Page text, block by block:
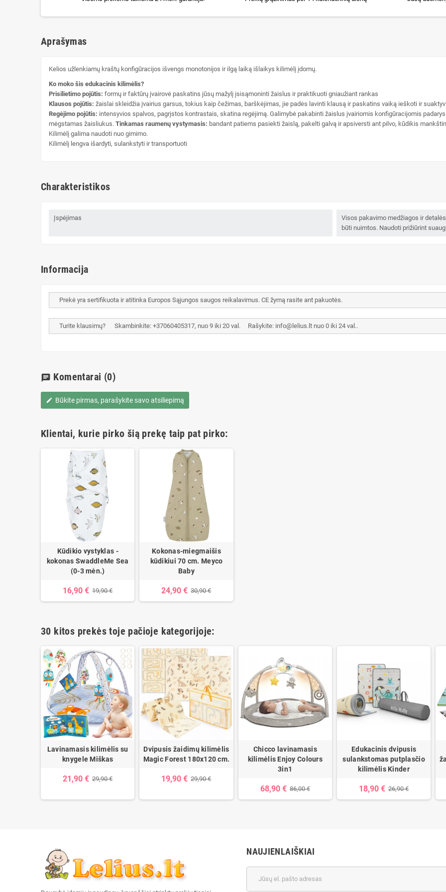
Aprašymas
Kelios užlenkiamų kraštų konfigūracijos išvengs monotonijos ir ilgą laiką išlaikys kilimėlį įdomų.
Ko moko šis edukacinis kilimėlis?
Prisilietimo pojūtis: formų ir faktūrų įvairovė paskatins jūsų mažylį įsisąmoninti žaislus ir praktikuoti gniaužiant rankas
Klausos pojūtis: žaislai skleidžia įvairius garsus, tokius kaip čežimas, barškėjimas, jie padės lavinti klausą ir paskatins vaiką ieškoti ir
Regėjimo pojūtis: intensyvios spalvos, pagrįstos kontrastais, skatina regėjimą. Galimybė pakabinti žaislus įvairiomis konfigūracijomis
mėgstamas žaisliukus. Tinkamas raumenų vystymasis: bandant patiems pasiekti žaislą, pakelti galvą ir apsiversti ant pilvo, kūdikis
Kilimėlį galima naudoti nuo gimimo.
Kilimėlį lengva išardyti, sulankstyti ir transportuoti
Charakteristikos
Įspėjimas
Visos pakavimo medžiagos ir
būti nuimtos. Naudoti prižiūrint
Informacija
Prekė yra sertifikuota ir atitinka Europos Sąjungos saugos reikalavimus. CE žymą rasite ant pakuotės.
Turite klausimų? Skambinkite: +37060405317, nuo 9 iki 20 val. Rašykite: info@lelius.lt nuo 0 iki 24 val..
chat Komentarai (0)
edit Būkite pirmas, parašykite savo atsiliepimą
Klientai, kurie pirko šią prekę taip pat pirko:
Kūdikio vystyklas -
kokonas SwaddleMe Sea
(0-3 mėn.)
16,90 € 19,90 €
Kokonas-miegmaišis
kūdikiui 70 cm. Meyco
Baby
24,90 € 30,90 €
30 kitos prekės toje pačioje kategorijoje:
Lavinamasis kilimėlis su
knygele Miškas
21,90 € 29,90 €
Dvipusis žaidimų kilimėlis
Magic Forest 180x120 cm.
19,90 € 29,90 €
Chicco lavinamasis
kilimėlis Enjoy Colours
3in1
68,90 € 86,00 €
Edukacinis dvipusis
sulankstomas putplasčio
kilimėlis Kinder
18,90 € 26,90 €
NAUJIENLAIŠKIAI